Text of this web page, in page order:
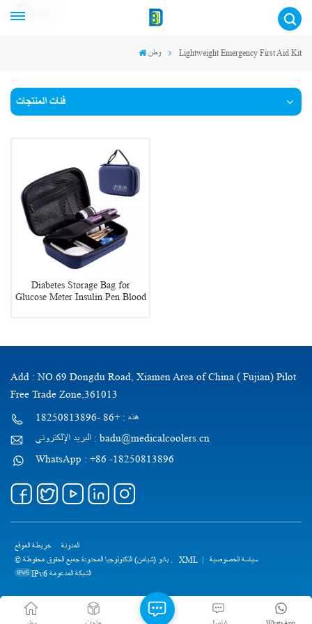
وطن Lightweight Emergency First Aid Kit
فئات المنتجات
Diabetes Storage Bag for
Glucose Meter Insulin Pen Blood
Add : NO.69 Dongdu Road, Xiamen Area of China ( Fujian) Pilot
Free Trade Zone,361013
هذه : +86 -18250813896
البريد الإلكتروني : badu@medicalcoolers.cn
WhatsApp : +86 -18250813896
خريطة الموقع
المدونة
XML | سياسة الخصوصية
IPv6 الشبكة المدعومة